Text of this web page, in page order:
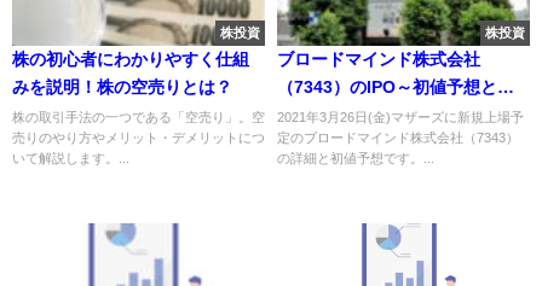
株投資
株の初心者にわかりやすく仕組
みを説明！株の空売りとは？
株の取引手法の一つである「空売り」。空
売りのやり方やメリット・デメリットにつ
いて解説します。...
株投資
ブロードマインド株式会社
（7343）のIPO～初値予想と新
規上場情報～
2021年3月26日(金)マザーズに新規上場予
定のブロードマインド株式会社（7343）
の詳細と初値予想です。...